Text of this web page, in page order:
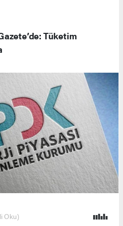
Tüketim
Oku)